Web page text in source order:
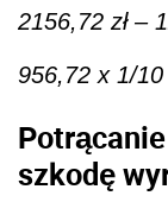
2156,72 zł –
956,72 x 1/10
szkodę